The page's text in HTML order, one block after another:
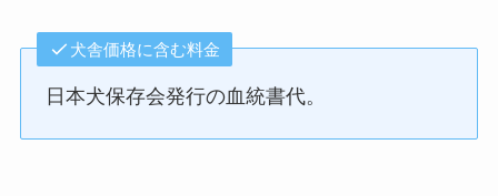
犬舎価格に含む料金
日本犬保存会発行の血統書代。